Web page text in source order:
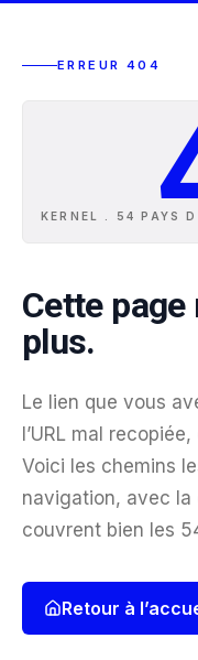
ERREUR 404
Cette page
plus.
Le lien que vous
l’URL mal
Voici les chemins
navigation, avec
couvrent bien les
Retour à
KERNEL . 54 PAYS D